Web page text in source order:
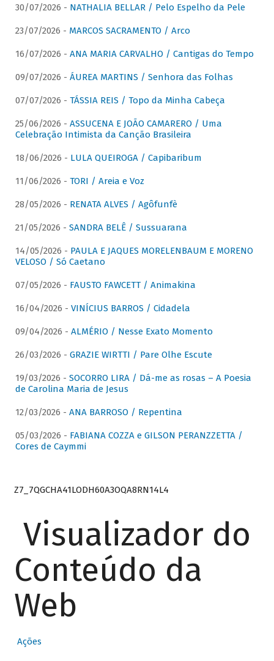
30/07/2026 - NATHALIA BELLAR / Pelo Espelho da Pele
23/07/2026 - MARCOS SACRAMENTO / Arco
16/07/2026 - ANA MARIA CARVALHO / Cantigas do Tempo
09/07/2026 - ÁUREA MARTINS / Senhora das Folhas
07/07/2026 - TÁSSIA REIS / Topo da Minha Cabeça
25/06/2026 - ASSUCENA E JOÃO CAMARERO / Uma
Celebração Intimista da Canção Brasileira
18/06/2026 - LULA QUEIROGA / Capibaribum
11/06/2026 - TORI / Areia e Voz
28/05/2026 - RENATA ALVES / Agôfunfè
21/05/2026 - SANDRA BELÊ / Sussuarana
14/05/2026 - PAULA E JAQUES MORELENBAUM E MORENO
VELOSO / Só Caetano
07/05/2026 - FAUSTO FAWCETT / Animakina
16/04/2026 - VINÍCIUS BARROS / Cidadela
09/04/2026 - ALMÉRIO / Nesse Exato Momento
26/03/2026 - GRAZIE WIRTTI / Pare Olhe Escute
19/03/2026 - SOCORRO LIRA / Dá-me as rosas – A Poesia
de Carolina Maria de Jesus
12/03/2026 - ANA BARROSO / Repentina
05/03/2026 - FABIANA COZZA e GILSON PERANZZETTA /
Cores de Caymmi
Z7_7QGCHA41LODH60A3OQA8RN14L4
Visualizador do
Conteúdo da
Web
Ações